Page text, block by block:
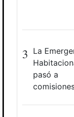
3 La
pasó a